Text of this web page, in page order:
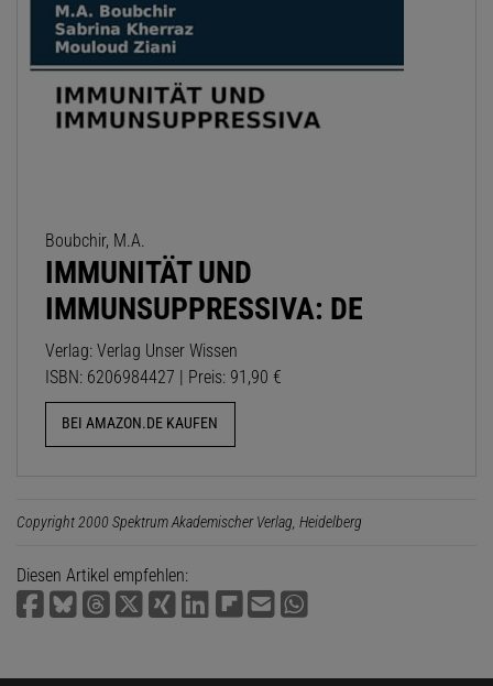
Boubchir, M.A.
IMMUNITÄT UND
IMMUNSUPPRESSIVA: DE
Verlag: Verlag Unser Wissen
ISBN: 6206984427 | Preis: 91,90 €
BEI AMAZON.DE KAUFEN
Copyright 2000 Spektrum Akademischer Verlag, Heidelberg
Diesen Artikel empfehlen: